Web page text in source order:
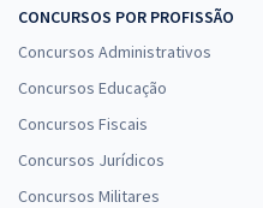
CONCURSOS POR PROFISSÃO
Concursos Administrativos
Concursos Educação
Concursos Fiscais
Concursos Jurídicos
Concursos Militares